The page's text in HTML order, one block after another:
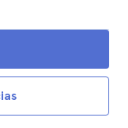
hasta el 30
visitar París